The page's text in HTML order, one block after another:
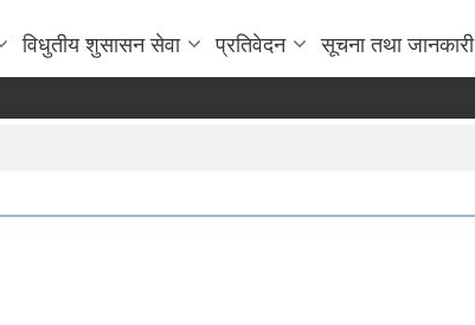
विधुतीय शुसासन सेवा प्रतिवेदन सूचना तथा जानकारी